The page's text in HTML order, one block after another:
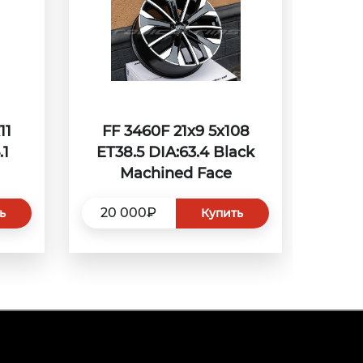
FF 3460F 21x9 5x108
ET38.5 DIA:63.4 Black
Machined Face
20 000₽ Купить